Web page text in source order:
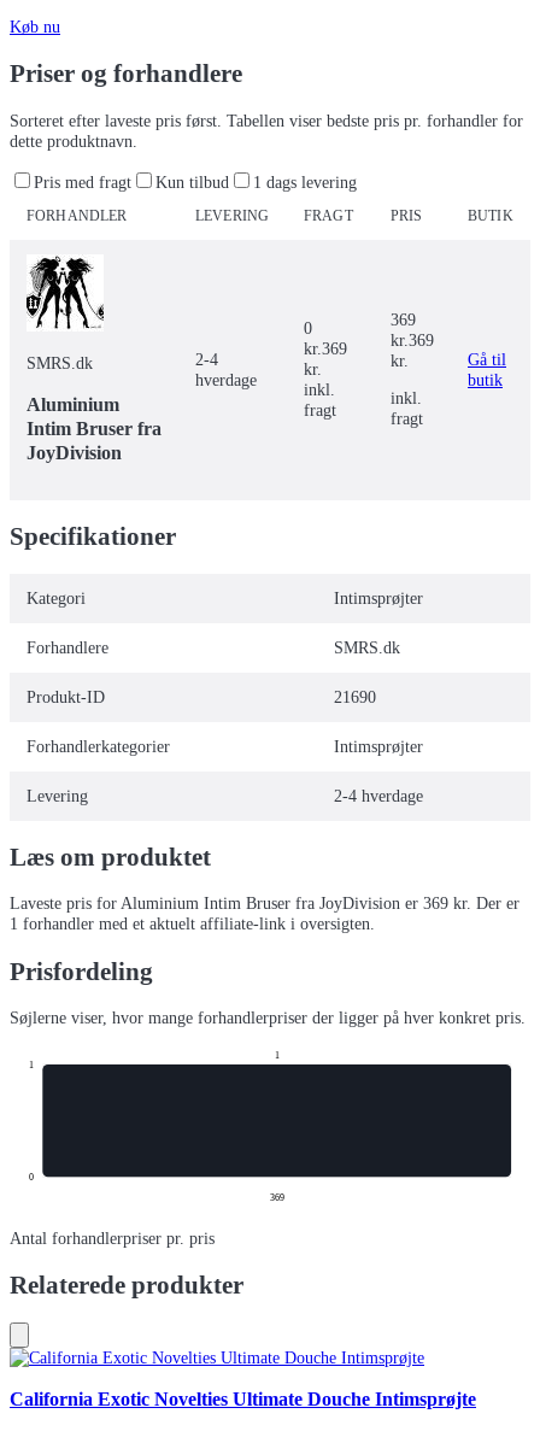
Køb nu
Priser og forhandlere
Sorteret efter laveste pris først. Tabellen viser bedste pris pr. forhandler for
dette produktnavn.
Pris med fragt Kun tilbud 1 dags levering
FORHANDLER LEVERING FRAGT PRIS BUTIK
SMRS.dk
Aluminium
Intim Bruser fra
JoyDivision
2-4
hverdage
0
kr. 369
kr.
inkl.
fragt
369
kr. 369
kr.
inkl.
fragt
Gå til
butik
Specifikationer
Kategori Intimsprøjter
Forhandlere SMRS.dk
Produkt-ID 21690
Forhandlerkategorier Intimsprøjter
Levering 2-4 hverdage
Læs om produktet
Laveste pris for Aluminium Intim Bruser fra JoyDivision er 369 kr. Der er
1 forhandler med et aktuelt affiliate-link i oversigten.
Prisfordeling
Søjlerne viser, hvor mange forhandlerpriser der ligger på hver konkret pris.
0
1
1
369
Antal forhandlerpriser pr. pris
Relaterede produkter
California Exotic Novelties Ultimate Douche Intimsprøjte